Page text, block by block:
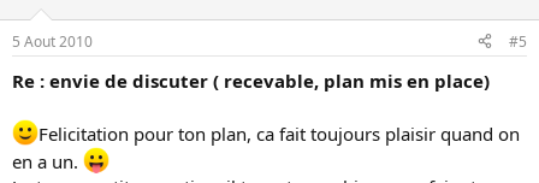
5 Aout 2010 #5
Re : envie de discuter ( recevable, plan mis en place)
Felicitation pour ton plan, ca fait toujours plaisir quand on
en a un.